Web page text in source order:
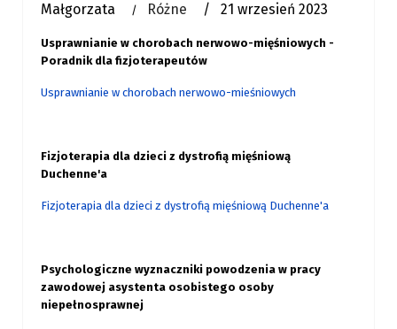
Małgorzata Różne 21 wrzesień 2023
Usprawnianie w chorobach nerwowo-mięśniowych -
Poradnik dla fizjoterapeutów
Usprawnianie w chorobach nerwowo-mieśniowych
Fizjoterapia dla dzieci z dystrofią mięśniową
Duchenne'a
Fizjoterapia dla dzieci z dystrofią mięśniową Duchenne'a
Psychologiczne wyznaczniki powodzenia w pracy
zawodowej asystenta osobistego osoby
niepełnosprawnej